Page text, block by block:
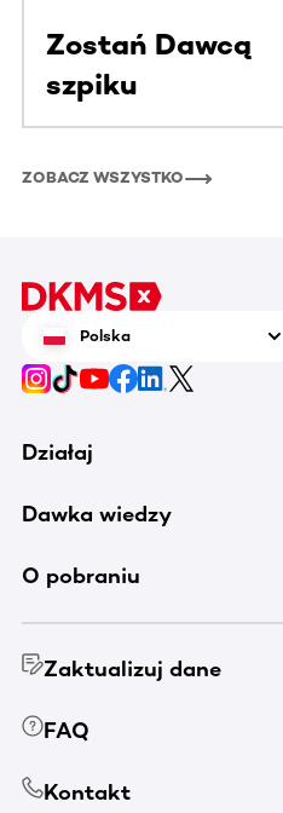
Zostań Dawcą
szpiku
ZOBACZ WSZYSTKO
Polska
Działaj
Dawka wiedzy
O pobraniu
Zaktualizuj dane
FAQ
Kontakt